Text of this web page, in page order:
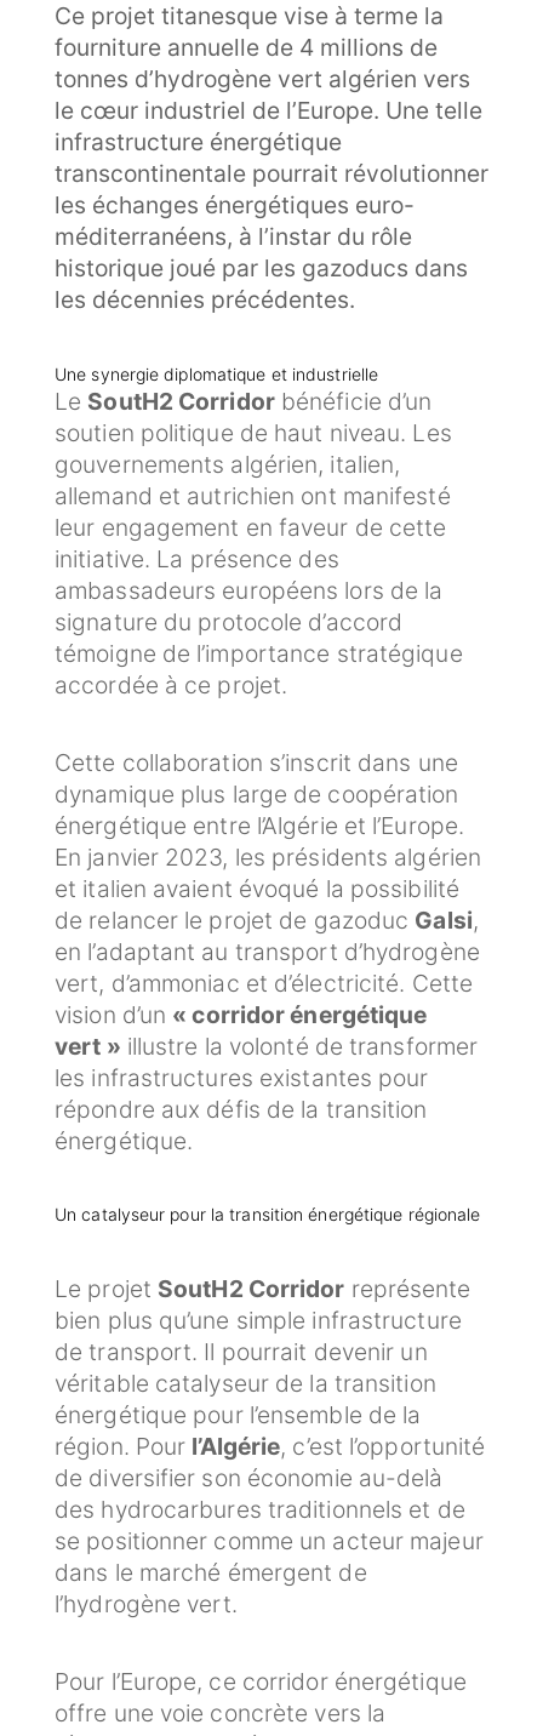
Ce projet titanesque vise à terme la
fourniture annuelle de 4 millions de
tonnes d’hydrogène vert algérien vers
le cœur industriel de l’Europe. Une telle
infrastructure énergétique
transcontinentale pourrait révolutionner
les échanges énergétiques euro-
méditerranéens, à l’instar du rôle
historique joué par les gazoducs dans
les décennies précédentes.
Une synergie diplomatique et industrielle
Le SoutH2 Corridorbénéficie d’un
soutien politique de haut niveau. Les
gouvernements algérien, italien,
allemand et autrichien ont manifesté
leur engagement en faveur de cette
initiative. La présence des
ambassadeurs européens lors de la
signature du protocole d’accord
témoigne de l’importance stratégique
accordée à ce projet.
Cette collaboration s’inscrit dans une
dynamique plus large de coopération
énergétique entre l’Algérie et l’Europe.
En janvier 2023, les présidents algérien
et italien avaient évoqué la possibilité
de relancer le projet de gazoduc Galsi,
en l’adaptant au transport d’hydrogène
vert, d’ammoniac et d’électricité. Cette
vision d’un « corridor énergétique
vert » illustre la volonté de transformer
les infrastructures existantes pour
répondre aux défis de la transition
énergétique.
Un catalyseur pour la transition énergétique régionale
Le projet SoutH2 Corridor représente
bien plus qu’une simple infrastructure
de transport. Il pourrait devenir un
véritable catalyseur de la transition
énergétique pour l’ensemble de la
région. Pour l’Algérie, c’est l’opportunité
de diversifier son économie au-delà
des hydrocarbures traditionnels et de
se positionner comme un acteur majeur
dans le marché émergent de
l’hydrogène vert.
Pour l’Europe, ce corridor énergétique
offre une voie concrète vers la